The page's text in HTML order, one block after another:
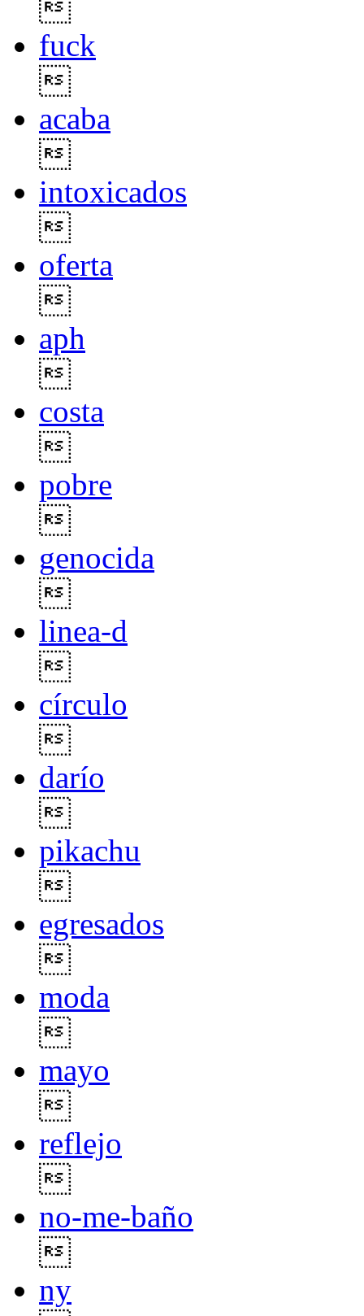
fuck
acaba
intoxicados
oferta
aph
costa
pobre
genocida
linea-d
círculo
darío
pikachu
egresados
moda
mayo
reflejo
no-me-baño
ny